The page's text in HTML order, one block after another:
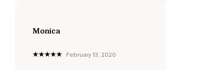
Nuestros pensamientos también afectan nuestras
Monica
February 13, 2020